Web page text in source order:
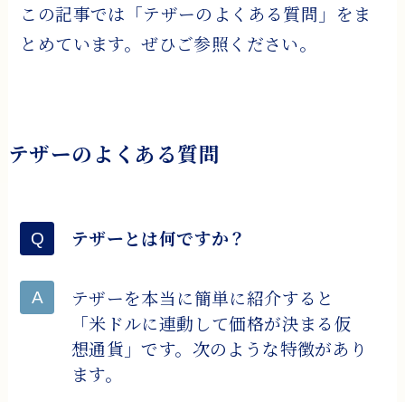
この記事では「テザーのよくある質問」をま
とめています。ぜひご参照ください。
テザーのよくある質問
テザーとは何ですか？
テザーを本当に簡単に紹介すると
「米ドルに連動して価格が決まる仮
想通貨」です。次のような特徴があり
ます。